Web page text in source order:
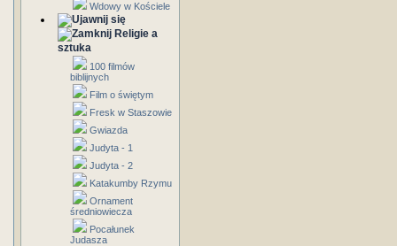
Wdowy w Kościele
Religie a
sztuka
100 filmów
biblijnych
Film o świętym
Fresk w Staszowie
Gwiazda
Judyta - 1
Judyta - 2
Katakumby Rzymu
Ornament
średniowiecza
Pocałunek
Judasza